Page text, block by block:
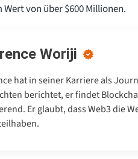
von über $600 Millionen.
Woriji
hat in seiner Karriere als
berichtet, er findet
Er glaubt, dass Web3 die